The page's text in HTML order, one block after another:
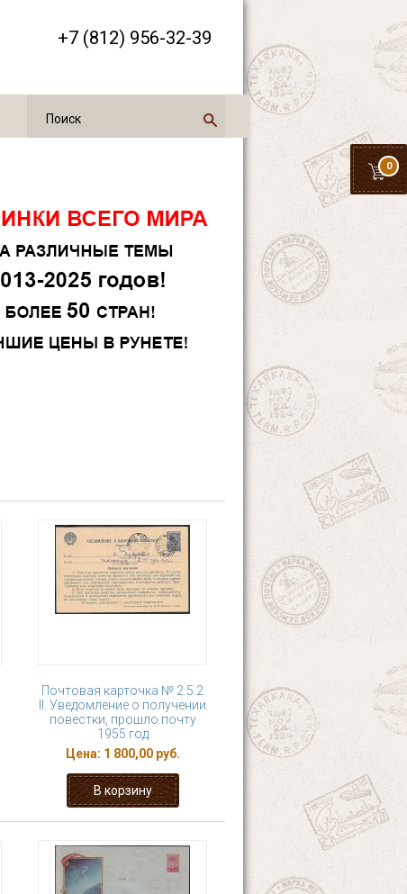
+7 (812) 956-32-39
0
Почтовая карточка № 2.5.2
II. Уведомление о получении
повестки, прошло почту
1955 год
Цена: 1 800,00 руб.